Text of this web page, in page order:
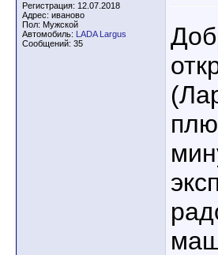
Регистрация: 12.07.2018
Адрес: иваново
Пол: Мужской
Автомобиль: LADA Largus
Сообщений: 35